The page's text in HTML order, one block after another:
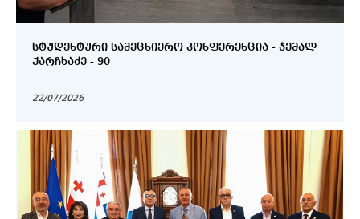
ᲡᲢᲣᲓᲔᲜᲢᲣᲠᲘ ᲡᲐᲛᲔᲪᲜᲘᲔᲠᲝ ᲙᲝᲜᲤᲔᲠᲔᲜᲪᲘᲐ - ᲯᲔᲛᲐᲚ
ᲥᲐᲠᲩᲮᲐᲫᲔ - 90
22/07/2026